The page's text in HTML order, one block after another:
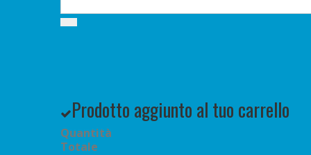
Prodotto aggiunto al tuo carrello
Quantità
Totale